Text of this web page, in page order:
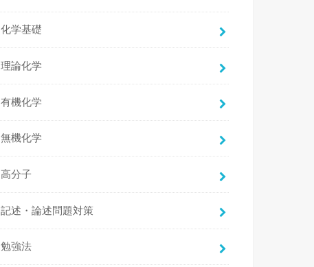
化学基礎
理論化学
有機化学
無機化学
高分子
記述・論述問題対策
勉強法